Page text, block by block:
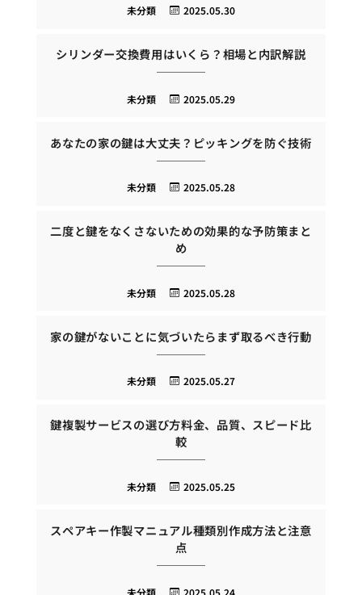
2025.05.30
未分類
シリンダー交換費用はいくら？相場と内訳解説
2025.05.29
未分類
あなたの家の鍵は大丈夫？ピッキングを防ぐ技術
2025.05.28
未分類
二度と鍵をなくさないための効果的な予防策まと
め
2025.05.28
未分類
家の鍵がないことに気づいたらまず取るべき行動
2025.05.27
未分類
鍵複製サービスの選び方料金、品質、スピード比
較
2025.05.25
未分類
スペアキー作製マニュアル種類別作成方法と注意
点
2025.05.24
未分類